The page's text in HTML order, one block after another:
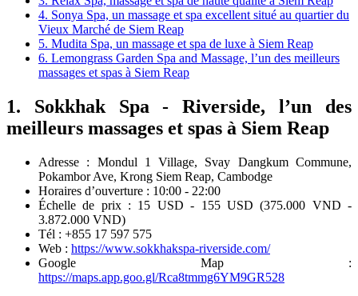
4. Sonya Spa, un massage et spa excellent situé au quartier du
Vieux Marché de Siem Reap
5. Mudita Spa, un massage et spa de luxe à Siem Reap
6. Lemongrass Garden Spa and Massage, l’un des meilleurs
massages et spas à Siem Reap
1. Sokkhak Spa - Riverside, l’un des
meilleurs massages et spas à Siem Reap
Adresse : Mondul 1 Village, Svay Dangkum Commune,
Pokambor Ave, Krong Siem Reap, Cambodge
Horaires d’ouverture : 10:00 - 22:00
Échelle de prix : 15 USD - 155 USD (375.000 VND -
3.872.000 VND)
Tél : +855 17 597 575
Web : https://www.sokkhakspa-riverside.com/
Google Map :
https://maps.app.goo.gl/Rca8tmmg6YM9GR528